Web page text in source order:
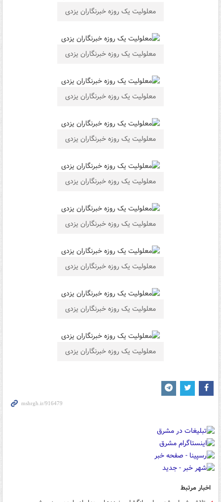
معلولیت یک روزه خبرنگاران یزدی
معلولیت یک روزه خبرنگاران یزدی
معلولیت یک روزه خبرنگاران یزدی
معلولیت یک روزه خبرنگاران یزدی
معلولیت یک روزه خبرنگاران یزدی
معلولیت یک روزه خبرنگاران یزدی
معلولیت یک روزه خبرنگاران یزدی
معلولیت یک روزه خبرنگاران یزدی
معلولیت یک روزه خبرنگاران یزدی
اخبار مرتبط